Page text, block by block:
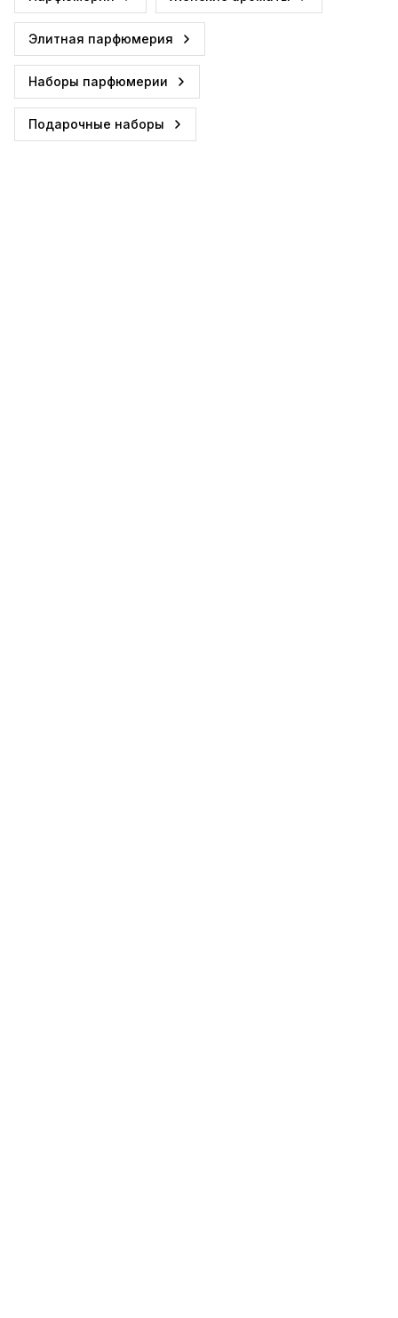
Элитная парфюмерия
Наборы парфюмерии
Подарочные наборы